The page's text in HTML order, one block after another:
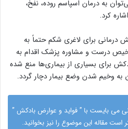
به درمان اسپاسم روده، نفخ،
کرد.
درمانی برای لاغری شکم حتماً به
درست و مشاوره پزشک اقدام به
برای بسیاری از بیماری‌ها منع شده
وخیم شدن وضع بیمار دچار گردد.
می بایست با ”فواید و عوارض بادکش ”
است مقاله این موضوع را نیز بخوانید.